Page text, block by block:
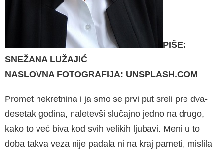
PIŠE:
SNEŽANA LUŽAJIĆ
NASLOVNA FOTOGRAFIJA: UNSPLASH.COM
Promet nekretnina i ja smo se prvi put sreli pre dva­
desetak godina, naletevši slučajno jedno na drugo,
kako to već biva kod svih velikih ljubavi. Meni u to
doba takva veza nije padala ni na kraj pameti, mis­lila